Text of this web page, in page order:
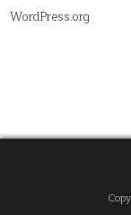
WordPress.org